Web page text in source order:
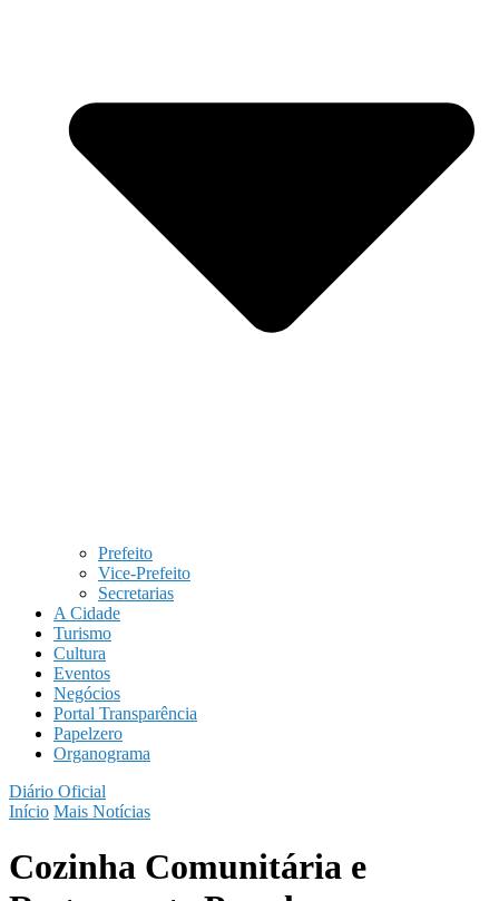
Prefeito
Vice-Prefeito
Secretarias
A Cidade
Turismo
Cultura
Eventos
Negócios
Portal Transparência
Papelzero
Organograma
Diário Oficial
Início Mais Notícias
Cozinha Comunitária e